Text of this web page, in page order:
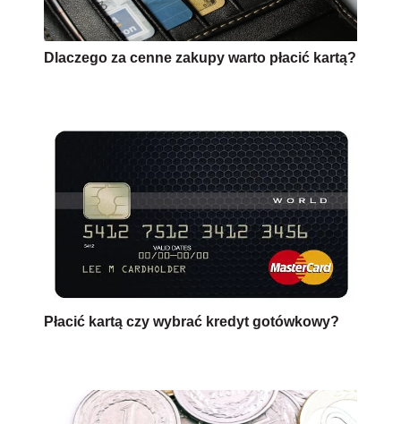
Dlaczego za cenne zakupy warto płacić kartą?
Płacić kartą czy wybrać kredyt gotówkowy?